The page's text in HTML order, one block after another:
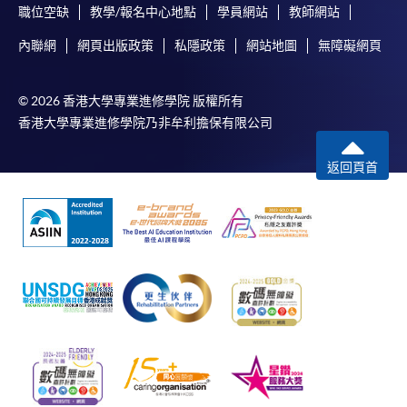
職位空缺 教學/報名中心地點 學員網站 教師網站
內聯網 網頁出版政策 私隱政策 網站地圖 無障礙網頁
© 2026 香港大學專業進修學院 版權所有
香港大學專業進修學院乃非牟利擔保有限公司
返回頁首